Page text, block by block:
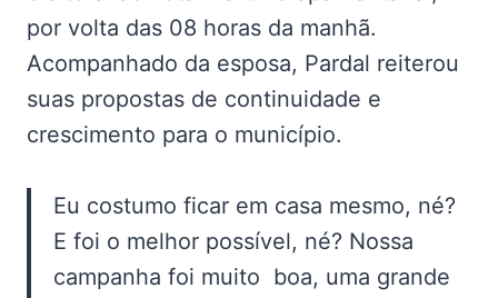
por volta das 08 horas da manhã.
Acompanhado da esposa, Pardal reiterou
suas propostas de continuidade e
crescimento para o município.
Eu costumo ficar em casa mesmo, né?
E foi o melhor possível, né? Nossa
campanha foi muito boa, uma grande